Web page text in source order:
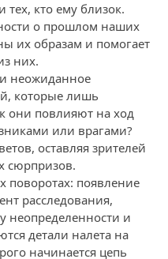
кто ему близок.
о прошлом наших
их образам и помогает
них.
неожиданное
которые лишь
они повлияют на ход
или врагами?
оставляя зрителей
сюрпризов.
поворотах: появление
расследования,
неопределенности и
детали налета на
начинается цепь